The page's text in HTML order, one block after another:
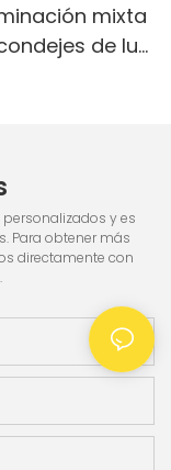
mixta
de luz
y es
Para obtener más
directamente con